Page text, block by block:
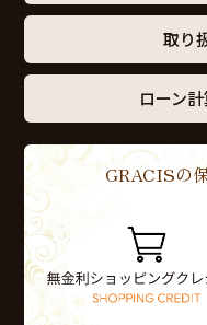
取り
ローン
GRACISの